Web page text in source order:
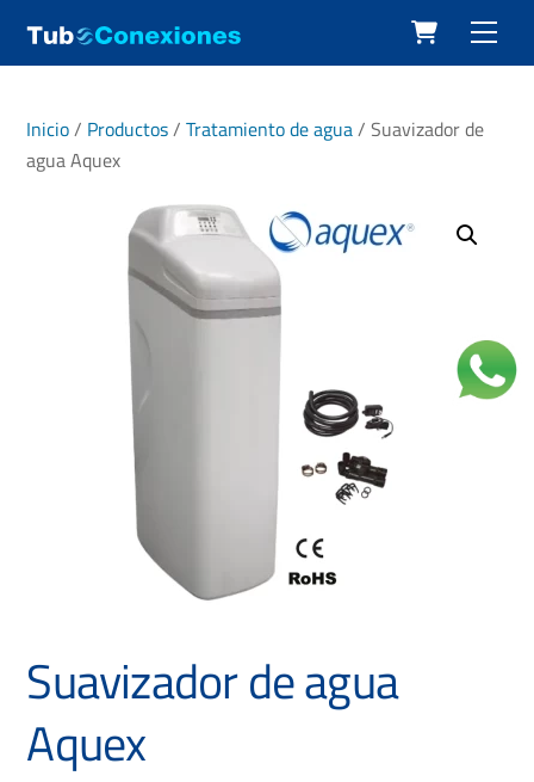
Cart
Inicio/ Productos/Tratamiento de agua/ Suavizador de
agua Aquex
Suavizador de agua
Aquex